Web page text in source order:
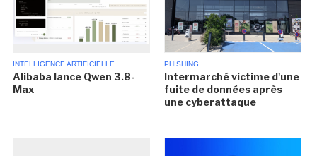
INTELLIGENCE ARTIFICIELLE
Alibaba lance Qwen 3.8-
Max
PHISHING
Intermarché victime d'une
fuite de données après
une cyberattaque